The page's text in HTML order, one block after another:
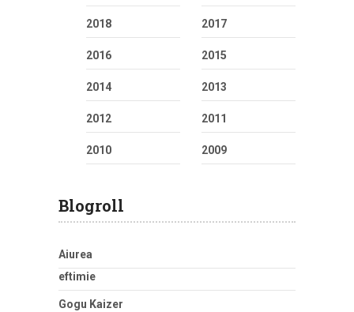
2018 2017
2016 2015
2014 2013
2012 2011
2010 2009
Blogroll
Aiurea
eftimie
Gogu Kaizer